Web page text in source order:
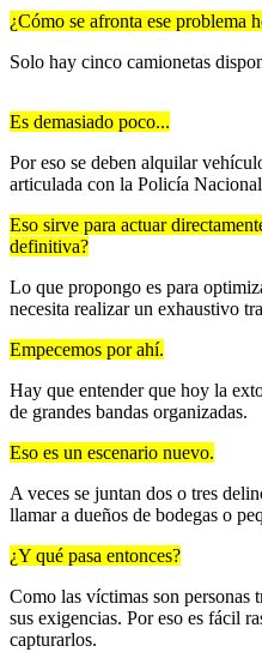
¿Cómo se afronta ese problema
Solo hay cinco camionetas
Es demasiado poco...
Por eso se deben alquilar
articulada con la Policía
Eso sirve para actuar
definitiva?
Lo que propongo es para
necesita realizar un exhaustivo
Empecemos por ahí.
Hay que entender que hoy la
de grandes bandas organizadas.
Eso es un escenario nuevo.
A veces se juntan dos o tres
llamar a dueños de bodegas o
¿Y qué pasa entonces?
Como las víctimas son personas
sus exigencias. Por eso es fácil
capturarlos.